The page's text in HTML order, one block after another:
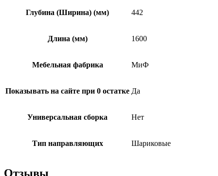
Глубина (Ширина) (мм) 442
Длина (мм) 1600
Мебельная фабрика МиФ
Показывать на сайте при 0 остатке Да
Универсальная сборка Нет
Тип направляющих Шариковые
Отзывы